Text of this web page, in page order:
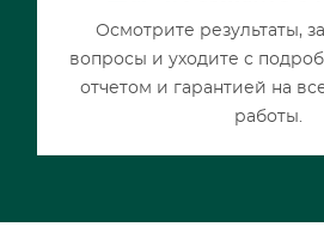
Осмотрите результаты,
вопросы и уходите с
отчетом и гарантией на
работы.